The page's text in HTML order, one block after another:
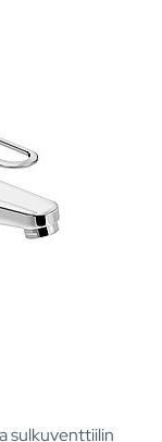
sulkuventtiilin